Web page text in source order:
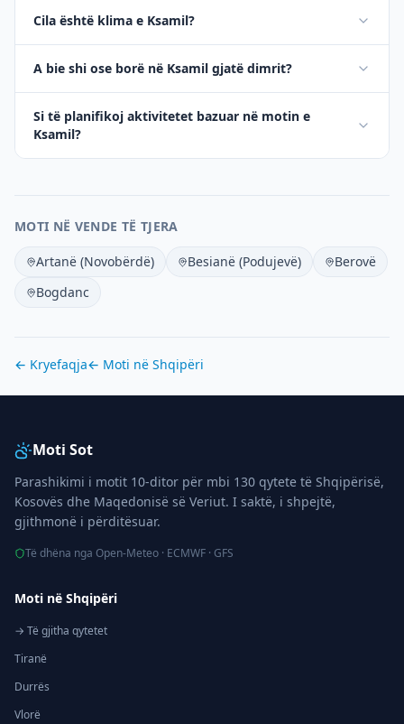
Cila është klima e Ksamil?
A bie shi ose borë në Ksamil gjatë dimrit?
Si të planifikoj aktivitetet bazuar në motin e
Ksamil?
MOTI NË VENDE TË TJERA
Artanë (Novobërdë) Besianë (Podujevë)
Berovë
Bogdanc
← Kryefaqja← Moti në Shqipëri
Moti Sot
Parashikimi i motit 10-ditor për mbi 130 qytete të Shqipërisë,
Kosovës dhe Maqedonisë së Veriut. I saktë, i shpejtë,
gjithmonë i përditësuar.
Të dhëna nga Open-Meteo · ECMWF · GFS
Moti në Shqipëri
→ Të gjitha qytetet
Tiranë
Durrës
Vlorë